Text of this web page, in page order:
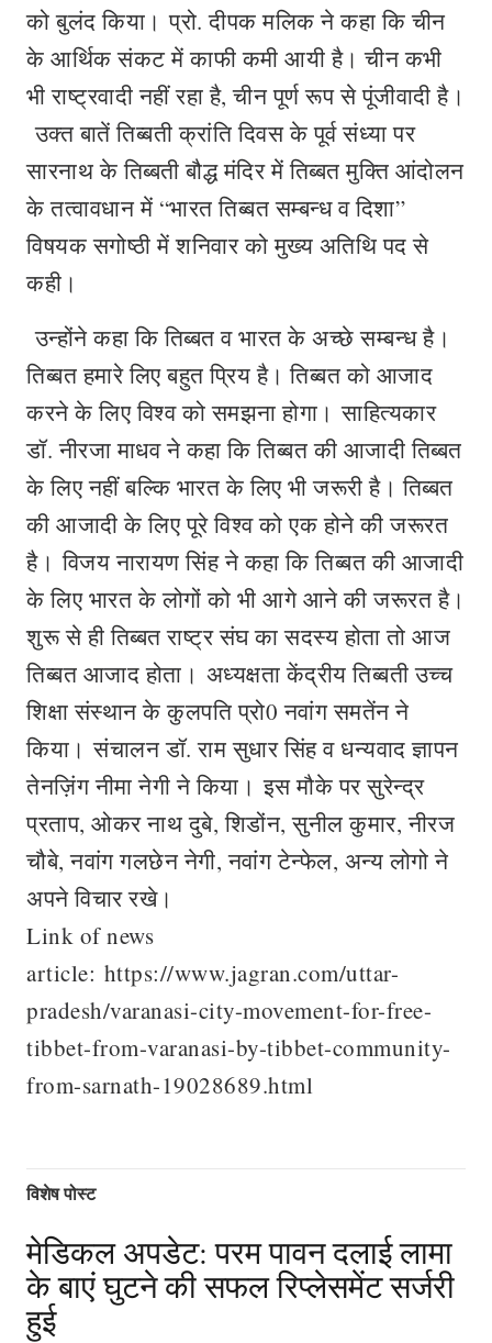
को बुलंद किया। प्रो. दीपक मलिक ने कहा कि चीन
के आर्थिक संकट में काफी कमी आयी है। चीन कभी
भी राष्ट्रवादी नहीं रहा है, चीन पूर्ण रूप से पूंजीवादी है।
उक्त बातें तिब्बती क्रांति दिवस के पूर्व संध्‍या पर
सारनाथ के तिब्बती बौद्ध मंदिर में तिब्बत मुक्ति आंदोलन
के तत्वावधान में “भारत तिब्बत सम्बन्ध व दिशा”
विषयक सगोष्ठी में शनिवार को मुख्य अतिथि पद से
कही।
उन्होंने कहा कि तिब्बत व भारत के अच्छे सम्बन्ध है।
तिब्बत हमारे लिए बहुत प्रिय है। तिब्बत को आजाद
करने के लिए विश्व को समझना होगा। साहित्यकार
डॉ. नीरजा माधव ने कहा कि तिब्बत की आजादी तिब्बत
के लिए नहीं बल्कि भारत के लिए भी जरूरी है। तिब्बत
की आजादी के लिए पूरे विश्व को एक होने की जरूरत
है। विजय नारायण सिंह ने कहा कि तिब्बत की आजादी
के लिए भारत के लोगों को भी आगे आने की जरूरत है।
शुरू से ही तिब्बत राष्ट्र संघ का सदस्य होता तो आज
तिब्बत आजाद होता। अध्यक्षता केंद्रीय तिब्बती उच्च
शिक्षा संस्थान के कुलपति प्रो0 नवांग समतेंन ने
किया। संचालन डॉ. राम सुधार सिंह व धन्यवाद ज्ञापन
तेनज़िंग नीमा नेगी ने किया। इस मौके पर सुरेन्द्र
प्रताप, ओकर नाथ दुबे, शिडोंन, सुनील कुमार, नीरज
चौबे, नवांग गलछेन नेगी, नवांग टेन्फेल, अन्य लोगो ने
अपने विचार रखे।
Link of news
article: https://www.jagran.com/uttar-
pradesh/varanasi-city-movement-for-free-
tibbet-from-varanasi-by-tibbet-community-
from-sarnath-19028689.html
विशेष पोस्ट
मेडिकल अपडेट: परम पावन दलाई लामा
के बाएं घुटने की सफल रिप्लेसमेंट सर्जरी
हुई